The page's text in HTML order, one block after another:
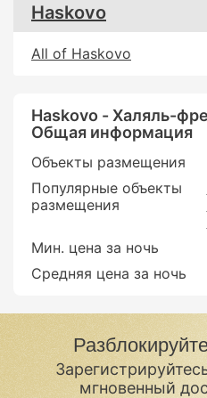
Haskovo
All of Haskovo
Haskovo - Халяль-
Общая информация
Объекты размещения
Популярные объекты
размещения
Мин. цена за ночь
Средняя цена за ночь
мгновенный